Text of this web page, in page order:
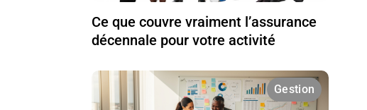
Ce que couvre vraiment l’assurance
décennale pour votre activité
Gestion